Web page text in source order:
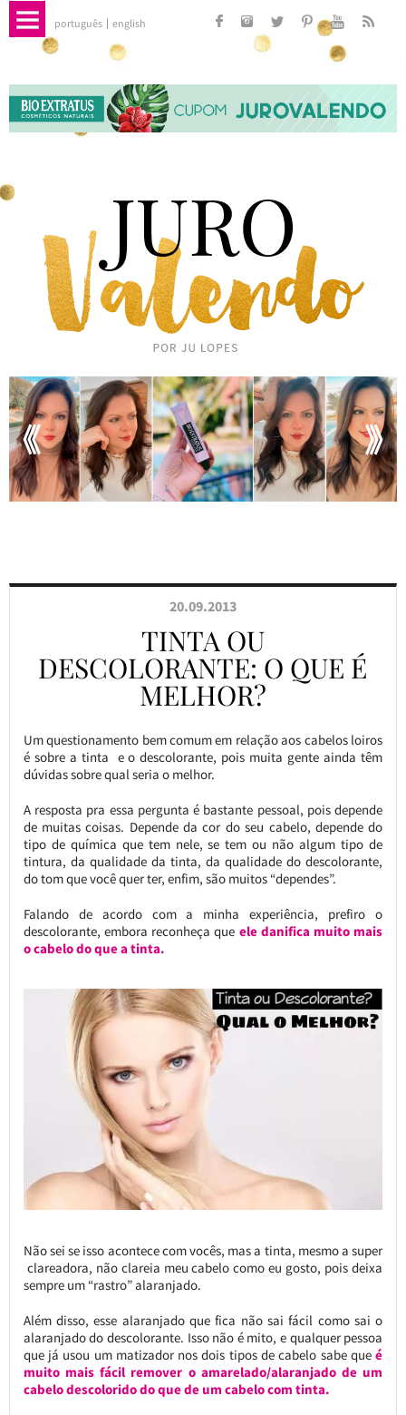
português english
20.09.2013
TINTA OU
DESCOLORANTE: O QUE É
MELHOR?
Um questionamento bem comum em relação aos cabelos loiros
é sobre a tinta e o descolorante, pois muita gente ainda têm
dúvidas sobre qual seria o melhor.
A resposta pra essa pergunta é bastante pessoal, pois depende
de muitas coisas. Depende da cor do seu cabelo, depende do
tipo de química que tem nele, se tem ou não algum tipo de
tintura, da qualidade da tinta, da qualidade do descolorante,
do tom que você quer ter, enfim, são muitos “dependes”.
Falando de acordo com a minha experiência, prefiro o
descolorante, embora reconheça que ele danifica muito mais
o cabelo do que a tinta.
Não sei se isso acontece com vocês, mas a tinta, mesmo a super
clareadora, não clareia meu cabelo como eu gosto, pois deixa
sempre um “rastro” alaranjado.
Além disso, esse alaranjado que fica não sai fácil como sai o
alaranjado do descolorante. Isso não é mito, e qualquer pessoa
que já usou um matizador nos dois tipos de cabelo sabe queé
muito mais fácil remover o amarelado/alaranjado de um
cabelo descolorido do que de um cabelo com tinta.